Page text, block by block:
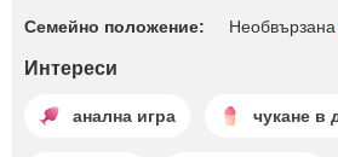
Семейно положение: Необвързана
Интереси
анална игра чукане в